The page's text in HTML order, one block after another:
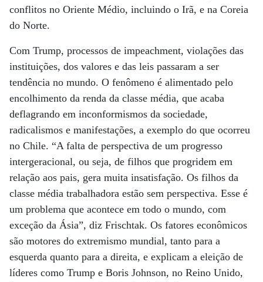
conflitos no Oriente Médio, incluindo o Irã, e na Coreia
do Norte.
Com Trump, processos de impeachment, violações das
instituições, dos valores e das leis passaram a ser
tendência no mundo. O fenômeno é alimentado pelo
encolhimento da renda da classe média, que acaba
deflagrando em inconformismos da sociedade,
radicalismos e manifestações, a exemplo do que ocorreu
no Chile. “A falta de perspectiva de um progresso
intergeracional, ou seja, de filhos que progridem em
relação aos pais, gera muita insatisfação. Os filhos da
classe média trabalhadora estão sem perspectiva. Esse é
um problema que acontece em todo o mundo, com
exceção da Ásia”, diz Frischtak. Os fatores econômicos
são motores do extremismo mundial, tanto para a
esquerda quanto para a direita, e explicam a eleição de
líderes como Trump e Boris Johnson, no Reino Unido,